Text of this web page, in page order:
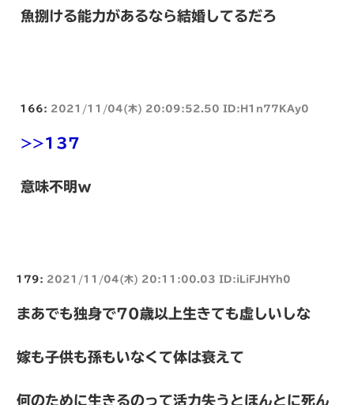
魚捌ける能力があるなら結婚してるだろ
166: 2021/11/04(木) 20:09:52.50 ID:H1n77KAy0
>>137
意味不明ｗ
179: 2021/11/04(木) 20:11:00.03 ID:iLiFJHYh0
まあでも独身で70歳以上生きても虚しいしな
嫁も子供も孫もいなくて体は衰えて
何のために生きるのって活力失うとほんとに死ん